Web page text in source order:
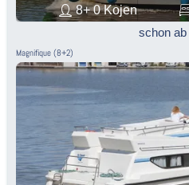
8+ 0 Kojen
schon ab
Magnifique (8+2)